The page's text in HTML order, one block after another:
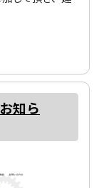
知ら